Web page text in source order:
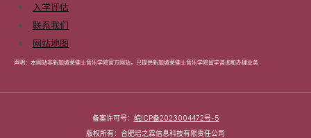
入学评估
联系我们
网站地图
声明：本网站非新加坡莱佛士音乐学院官方网站，只提供新加坡莱佛士音乐学院留学咨询和办理业务
备案许可号： 皖ICP备2023004472号-5
版权所有：合肥培之霖信息科技有限责任公司